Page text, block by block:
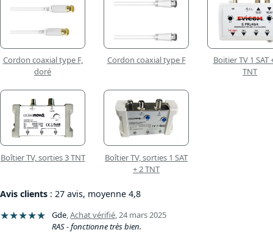
Cordon coaxial type F,
doré
Cordon coaxial type F
Boitier TV 1 SAT
TNT
Boîtier TV, sorties 3 TNT
Boîtier TV, sorties 1 SAT
+ 2 TNT
Avis clients : 27 avis, moyenne 4,8
★★★★★ Gde,Achat vérifié,24 mars 2025
RAS - fonctionne très bien.